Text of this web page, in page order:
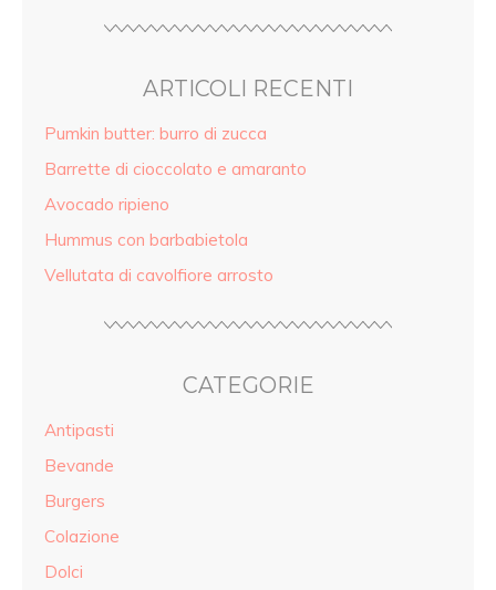
ARTICOLI RECENTI
Pumkin butter: burro di zucca
Barrette di cioccolato e amaranto
Avocado ripieno
Hummus con barbabietola
Vellutata di cavolfiore arrosto
CATEGORIE
Antipasti
Bevande
Burgers
Colazione
Dolci